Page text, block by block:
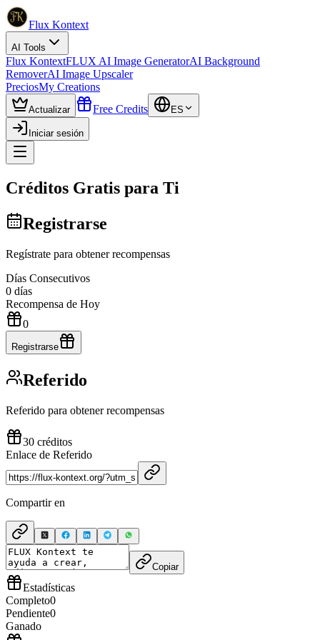
Flux Kontext
AI Tools
Flux KontextFLUX AI Image GeneratorAI Background
RemoverAI Image Upscaler
PreciosMy Creations
Actualizar Free Credits ES
Iniciar sesión
Créditos Gratis para Ti
Registrarse
Regístrate para obtener recompensas
Días Consecutivos
0 días
Recompensa de Hoy
0
Registrarse
Referido
Referido para obtener recompensas
30 créditos
Enlace de Referido
Compartir en
Copiar
Estadísticas
Completo0
Pendiente0
Ganado